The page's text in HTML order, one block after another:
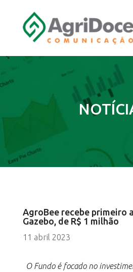
AgroBee recebe primeiro
Gazebo, de R$ 1 milhão
11 abril 2023
O Fundo é focado no